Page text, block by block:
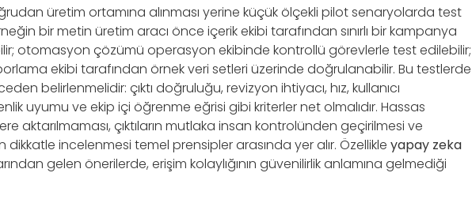
üretim ortamına alınması yerine küçük ölçekli pilot senaryolarda test
bir metin üretim aracı önce içerik ekibi tarafından sınırlı bir kampanya
otomasyon çözümü operasyon ekibinde kontrollü görevlerle test edilebilir;
ekibi tarafından örnek veri setleri üzerinde doğrulanabilir. Bu testlerde
belirlenmelidir: çıktı doğruluğu, revizyon ihtiyacı, hız, kullanıcı
uyumu ve ekip içi öğrenme eğrisi gibi kriterler net olmalıdır. Hassas
aktarılmaması, çıktıların mutlaka insan kontrolünden geçirilmesi ve
dikkatle incelenmesi temel prensipler arasında yer alır. Özellikle yapay zeka
gelen önerilerde, erişim kolaylığının güvenilirlik anlamına gelmediği